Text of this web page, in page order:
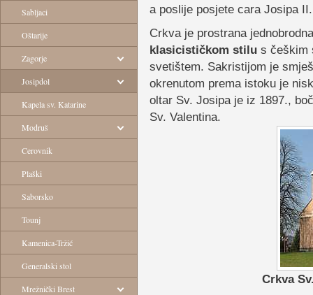
Sabljaci
Oštarije
Zagorje
Josipdol
Kapela sv. Katarine
Modruš
Cerovnik
Plaški
Saborsko
Tounj
Kamenica-Tržić
Generalski stol
Mrežnički Brest
a poslije posjete cara Josipa
Crkva je prostrana
klasicističkom stilu s češkim
svetištem. Sakristijom je
okrenutom prema istoku je
oltar Sv. Josipa je iz 1897.,
Sv. Valentina.
Crkva